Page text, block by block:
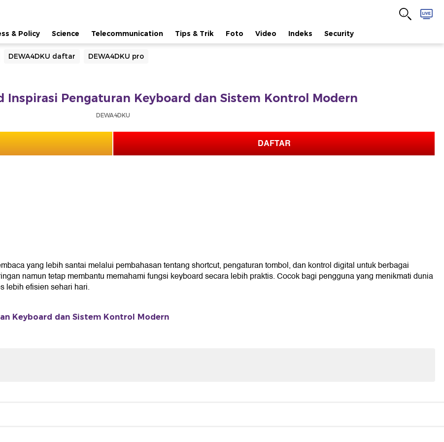
& Policy Science Telecommunication Tips & Trik Foto Video Indeks Security
DEWA4DKU daftar DEWA4DKU pro
Inspirasi Pengaturan Keyboard dan Sistem Kontrol Modern
DEWA4DKU
DAFTAR
yang lebih santai melalui pembahasan tentang shortcut, pengaturan tombol, dan kontrol digital untuk berbagai
namun tetap membantu memahami fungsi keyboard secara lebih praktis. Cocok bagi pengguna yang menikmati dunia
lebih efisien sehari hari.
Keyboard dan Sistem Kontrol Modern